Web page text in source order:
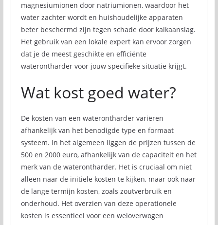
magnesiumionen door natriumionen, waardoor het
water zachter wordt en huishoudelijke apparaten
beter beschermd zijn tegen schade door kalkaanslag.
Het gebruik van een lokale expert kan ervoor zorgen
dat je de meest geschikte en efficiënte
waterontharder voor jouw specifieke situatie krijgt.
Wat kost goed water?
De kosten van een waterontharder variëren
afhankelijk van het benodigde type en formaat
systeem. In het algemeen liggen de prijzen tussen de
500 en 2000 euro, afhankelijk van de capaciteit en het
merk van de waterontharder. Het is cruciaal om niet
alleen naar de initiële kosten te kijken, maar ook naar
de lange termijn kosten, zoals zoutverbruik en
onderhoud. Het overzien van deze operationele
kosten is essentieel voor een weloverwogen